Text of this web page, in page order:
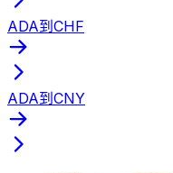
ADA到CHF
ADA到CNY